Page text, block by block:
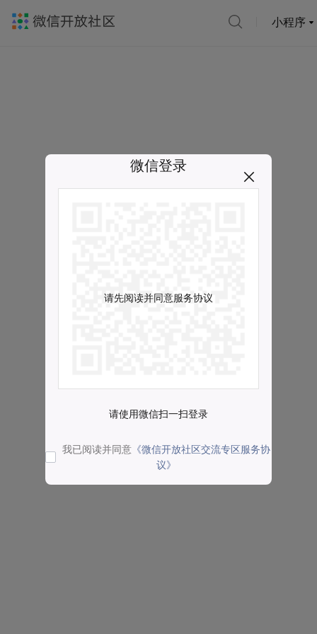
小程序
微信登录
请先阅读并同意服务协议
请使用微信扫一扫登录
我已阅读并同意 《微信开放社区交流专区服务协
议》